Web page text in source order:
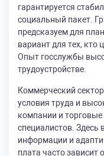
гарантируется
социальный пакет.
предсказуем для
вариант для тех, кто
Опыт госслужбы
трудоустройстве.
Коммерческий
условия труда и
компании и
специалистов. Здесь
информации и
плата часто зависит